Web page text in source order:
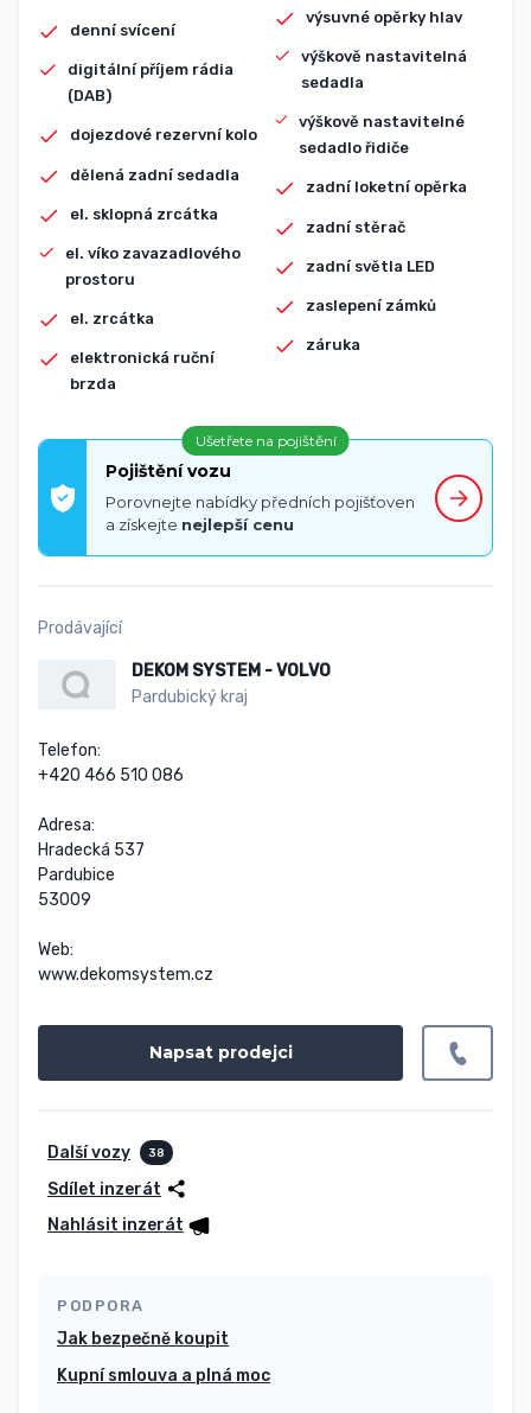
denní svícení
digitální příjem rádia
(DAB)
dojezdové rezervní kolo
dělená zadní sedadla
el. sklopná zrcátka
el. víko zavazadlového
prostoru
el. zrcátka
elektronická ruční
brzda
výsuvné opěrky hlav
výškově nastavitelná
sedadla
výškově nastavitelné
sedadlo řidiče
zadní loketní opěrka
zadní stěrač
zadní světla LED
zaslepení zámků
záruka
Ušetřete na pojištění
Pojištění vozu
Porovnejte nabídky předních pojišťoven
a získejte nejlepší cenu
Prodávající
DEKOM SYSTEM - VOLVO
Pardubický kraj
Telefon:
+420 466 510 086
Adresa:
Hradecká 537
Pardubice
53009
Web:
www.dekomsystem.cz
Napsat prodejci
Další vozy 38
Sdílet inzerát
Nahlásit inzerát
PODPORA
Jak bezpečně koupit
Kupní smlouva a plná moc